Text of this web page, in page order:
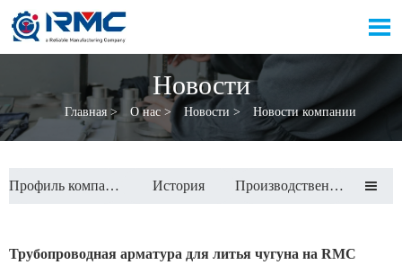

Новости
Главная> О нас> Новости > Новости компании
Профиль компании История Производственные мощности 
Трубопроводная арматура для литья чугуна на RMC